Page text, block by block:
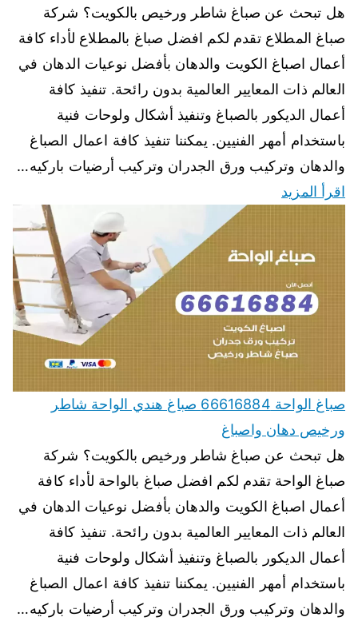
هل تبحث عن صباغ شاطر ورخيص بالكويت؟ شركة
صباغ المطلاع تقدم لكم افضل صباغ بالمطلاع لأداء كافة
أعمال اصباغ الكويت والدهان بأفضل نوعيات الدهان في
العالم ذات المعايير العالمية بدون رائحة. تنفيذ كافة
أعمال الديكور بالصباغ وتنفيذ أشكال ولوحات فنية
باستخدام أمهر الفنيين. يمكننا تنفيذ كافة اعمال الصباغ
والدهان وتركيب ورق الجدران وتركيب أرضيات باركيه…
اقرأ المزيد
صباغ الواحة 66616884 صباغ هندي الواحة شاطر
ورخيص دهان واصباغ
هل تبحث عن صباغ شاطر ورخيص بالكويت؟ شركة
صباغ الواحة تقدم لكم افضل صباغ بالواحة لأداء كافة
أعمال اصباغ الكويت والدهان بأفضل نوعيات الدهان في
العالم ذات المعايير العالمية بدون رائحة. تنفيذ كافة
أعمال الديكور بالصباغ وتنفيذ أشكال ولوحات فنية
باستخدام أمهر الفنيين. يمكننا تنفيذ كافة اعمال الصباغ
والدهان وتركيب ورق الجدران وتركيب أرضيات باركيه…